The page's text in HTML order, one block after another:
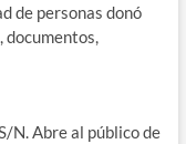
de personas donó
documentos,
N. Abre al público de